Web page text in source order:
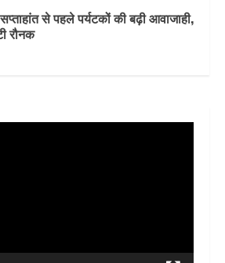
से पहले पर्यटकों की बढ़ी आवाजाही,
रौनक